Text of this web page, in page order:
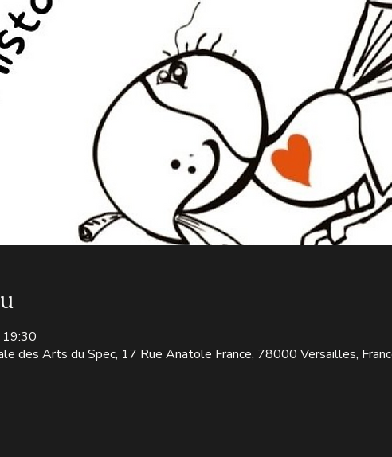
des Arts du Spec, 17 Rue Anatole France, 78000 Versailles,